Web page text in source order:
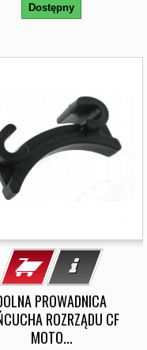
Dostępny
PROWADNICA
ROZRZĄDU CF
MOTO...